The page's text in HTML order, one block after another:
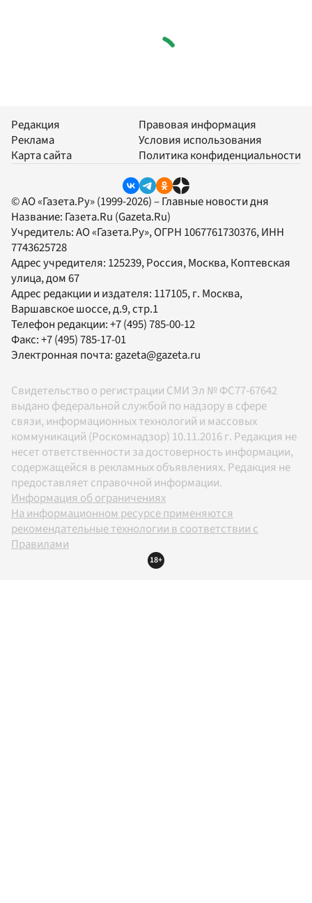
Редакция
Реклама
Карта сайта
Правовая информация
Условия использования
Политика конфиденциальности
© АО «Газета.Ру» (1999-2026) – Главные новости дня
Название: Газета.Ru (Gazeta.Ru)
Учредитель:АО «Газета.Ру», ОГРН 1067761730376, ИНН
7743625728
Адрес учредителя: 125239, Россия, Москва, Коптевская
улица, дом 67
Адрес редакции и издателя: 117105, г. Москва,
Варшавское шоссе, д.9, стр.1
Телефон редакции:+7 (495) 785-00-12
Факс:+7 (495) 785-17-01
Электронная почта: gazeta@gazeta.ru
Свидетельство о регистрации СМИ Эл № ФС77-67642
выдано федеральной службой по надзору в сфере
связи, информационных технологий и массовых
коммуникаций (Роскомнадзор) 10.11.2016 г. Редакция не
несет ответственности за достоверность информации,
содержащейся в рекламных объявлениях. Редакция не
предоставляет справочной информации.
Информация об ограничениях
На информационном ресурсе применяются
рекомендательные технологии в соответствии с
Правилами
18+